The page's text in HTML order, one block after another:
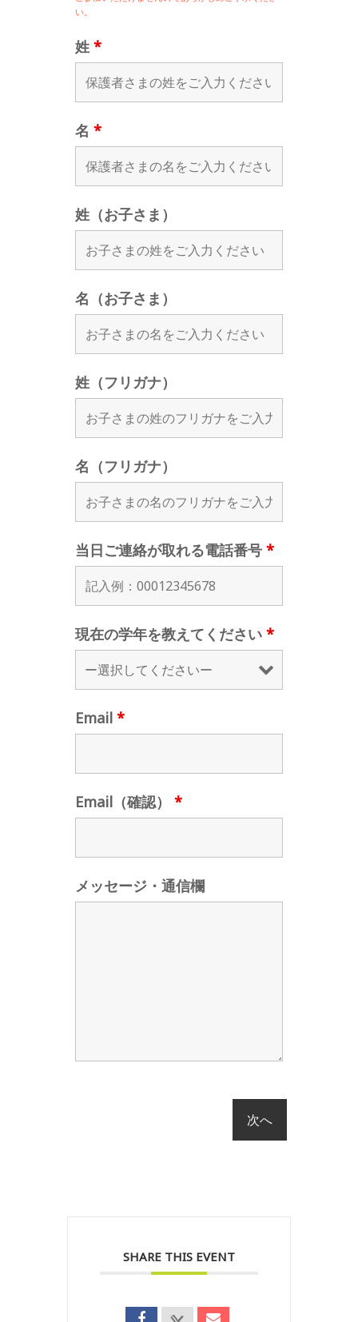
い。
姓 *
名 *
姓（お子さま）
名（お子さま）
姓（フリガナ）
名（フリガナ）
当日ご連絡が取れる電話番号 *
現在の学年を教えてください *
Email *
Email（確認） *
メッセージ・通信欄
SHARE THIS EVENT